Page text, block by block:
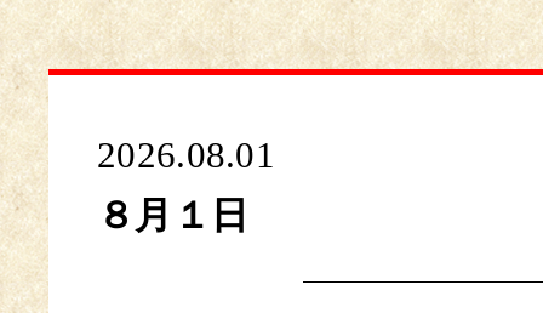
2026.08.01
８月１日